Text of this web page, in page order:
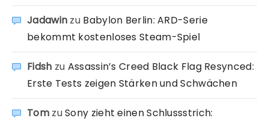
Jadawin zu Babylon Berlin: ARD-Serie
bekommt kostenloses Steam-Spiel
Fidsh zu Assassin’s Creed Black Flag Resynced:
Erste Tests zeigen Stärken und Schwächen
TomzuSony zieht einen Schlussstrich: